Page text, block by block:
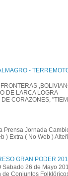
-
DE LARCA LOGRA
CORAZONES,
Prensa Jornada
) Extra ( No Web )
GRAN PODER
Sabado 26 de Mayo
de Conjuntos